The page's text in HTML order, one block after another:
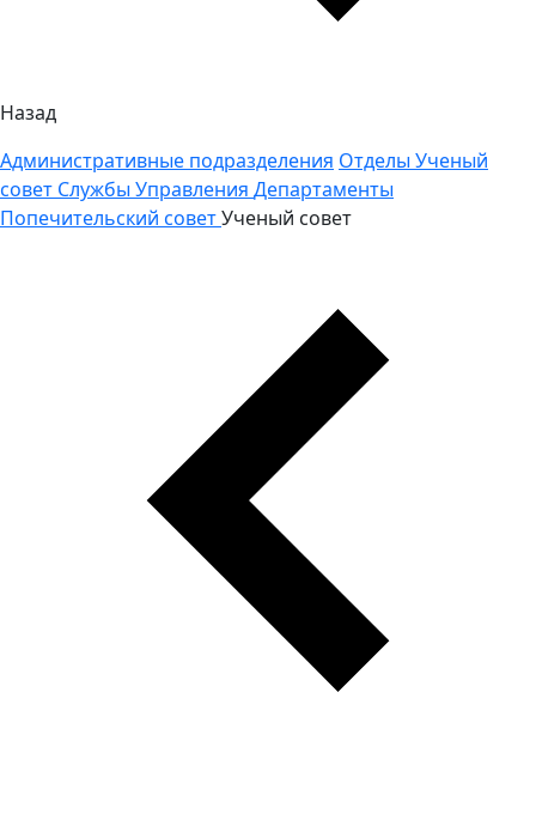
Назад
Административные подразделения Отделы Ученый
совет Службы Управления Департаменты
Попечительский советУченый совет